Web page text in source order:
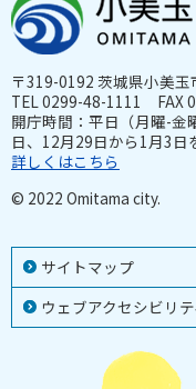
サイトマップ
ウェブアクセシビリテ
〒319-0192 茨城県小美玉
TEL 0299-48-1111 FAX
開庁時間：平日（月曜-金
日、12月29日から1月3日
詳しくはこちら
© 2022 Omitama city.